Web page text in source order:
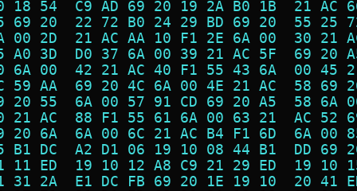
18 54  C9 AD 69 20 19 2A B0 1B  21
69 20  22 72 B0 24 29 BD 69 20  55
00 2D  21 AC AA 10 F1 2E 6A 00  30
A0 3D  D0 37 6A 00 39 21 AC 5F  69
6A 00  42 21 AC 40 F1 55 43 6A  00
59 AA  69 20 4C 6A 00 4E 21 AC  58
20 55  6A 00 57 91 CD 69 20 A5  58
21 AC  88 F1 55 61 6A 00 63 21  AC
20 6A  6A 00 6C 21 AC B4 F1 6D  6A
B1 DC  A2 D1 06 19 10 08 44 B1  DD
11 ED  19 10 12 A8 C9 21 29 ED  19
31 2A  E1 DC FB 69 20 1E 19 10  20